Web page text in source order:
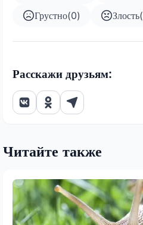
Грустно(0) Злость(
Расскажи друзьям:
Читайте также